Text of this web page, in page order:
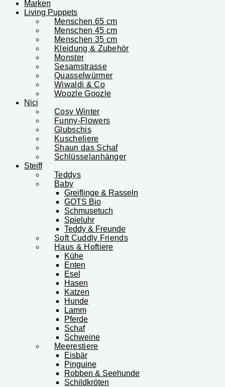
Marken
Living Puppets
Menschen 65 cm
Menschen 45 cm
Menschen 35 cm
Kleidung & Zubehör
Monster
Sesamstrasse
Quasselwürmer
Wiwaldi & Co
Woozle Goozle
Nici
Cosy Winter
Funny-Flowers
Glubschis
Kuscheliere
Shaun das Schaf
Schlüsselanhänger
Steiff
Teddys
Baby
Greiflinge & Rasseln
GOTS Bio
Schmusetuch
Spieluhr
Teddy & Freunde
Soft Cuddly Friends
Haus & Hoftiere
Kühe
Enten
Esel
Hasen
Katzen
Hunde
Lamm
Pferde
Schaf
Schweine
Meerestiere
Eisbär
Pinguine
Robben & Seehunde
Schildkröten